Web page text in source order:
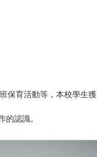
育活動等，本校學生
認識。